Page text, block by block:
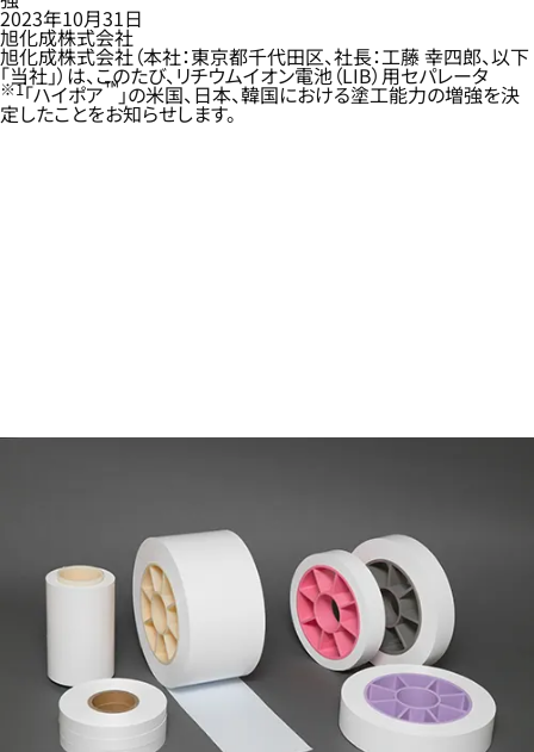
2023年10月31日
旭化成株式会社
旭化成株式会社（本社：東京都千代田区、社長：工藤 幸四郎、以下
「当社」）は、このたび、リチウムイオン電池（LIB）用セパレータ
※1「ハイポア™」の米国、日本、韓国における塗工能力の増強を決
定したことをお知らせします。